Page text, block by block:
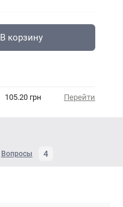
В корзину
105.20 грн Перейти
Вопросы 4